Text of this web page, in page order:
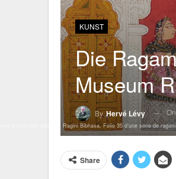
KUNST
Die
Museum
ByHervé Lévy
encore non identifié, Ragini Bibhasa, Folio 35 d’une série de
Share